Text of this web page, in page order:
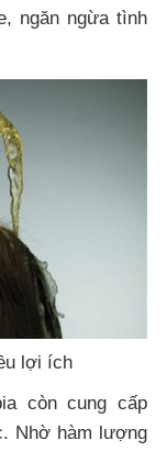
ngăn ngừa tình
lợi ích
còn cung cấp
Nhờ hàm lượng